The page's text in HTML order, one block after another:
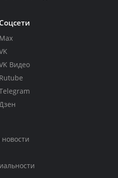
Соцсети
Max
Видео
Rutube